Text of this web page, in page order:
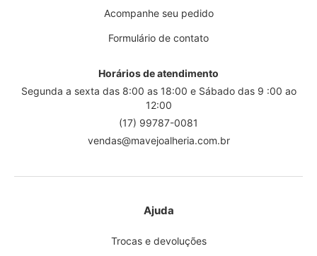
Acompanhe seu pedido
Formulário de contato
Horários de atendimento
Segunda a sexta das 8:00 as 18:00 e Sábado das 9 :00 ao
12:00
(17) 99787-0081
vendas@mavejoalheria.com.br
Ajuda
Trocas e devoluções